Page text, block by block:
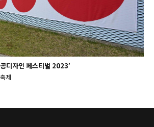
디자인 페스티벌 2023’
제